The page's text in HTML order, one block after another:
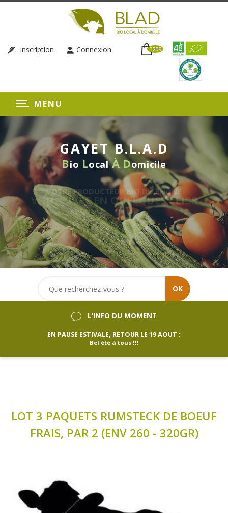
Inscription Connexion 3209
MENU
GAYET B.L.A.D
Bio LocalÀ Domicile
PRODUCTEUR BIO DU RHÔNE
EN QUELQUES CLICS
OK
L’INFO DU MOMENT
EN PAUSE ESTIVALE, RETOUR LE 19 AOUT :
Bel été à tous !!!
LOT 3 PAQUETS RUMSTECK DE BOEUF
FRAIS, PAR 2 (ENV 260 - 320GR)